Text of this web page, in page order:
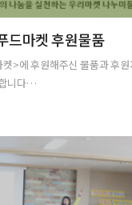
드마켓 후원물품
>에 후원해주신 물품과 후
니다…